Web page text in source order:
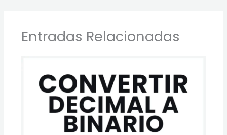
Entradas Relacionadas